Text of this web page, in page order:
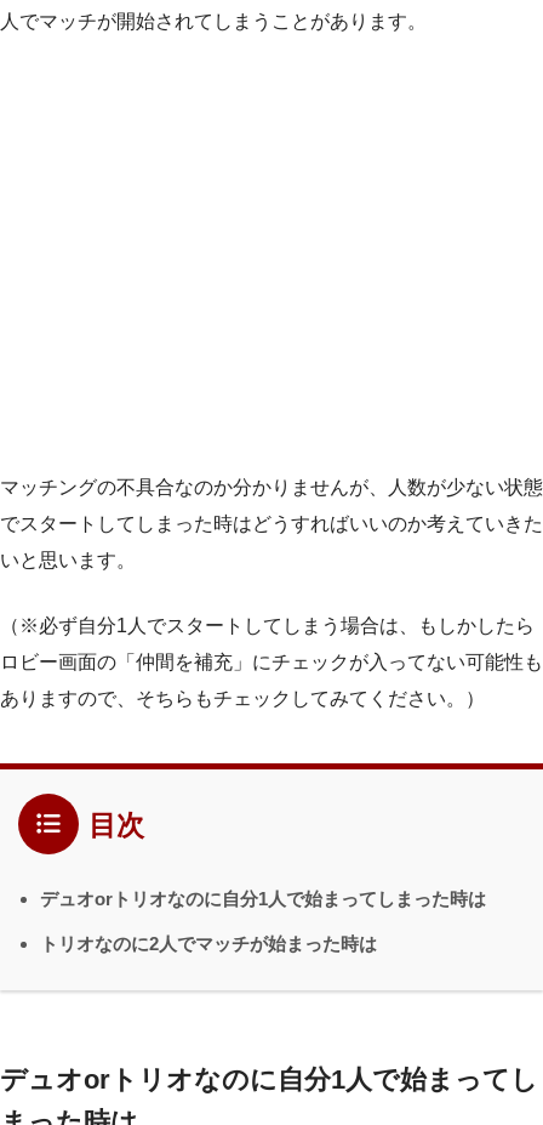
人でマッチが開始されてしまうことがあります。
マッチングの不具合なのか分かりませんが、人数が少ない状態
でスタートしてしまった時はどうすればいいのか考えていきた
いと思います。
（※必ず自分1人でスタートしてしまう場合は、もしかしたら
ロビー画面の「仲間を補充」にチェックが入ってない可能性も
ありますので、そちらもチェックしてみてください。）
目次
デュオorトリオなのに自分1人で始まってしまった時は
トリオなのに2人でマッチが始まった時は
デュオorトリオなのに自分1人で始まってし